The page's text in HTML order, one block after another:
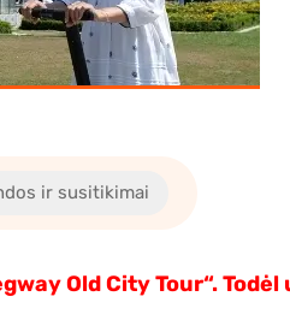
ir susitikimai
Old City Tour“. Todėl